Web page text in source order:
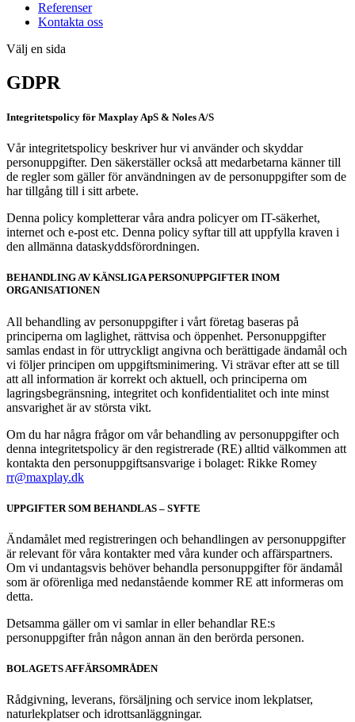
Referenser
Kontakta oss
Välj en sida
GDPR
Integritetspolicy för Maxplay ApS & Noles A/S
Vår integritetspolicy beskriver hur vi använder och skyddar
personuppgifter. Den säkerställer också att medarbetarna känner till
de regler som gäller för användningen av de personuppgifter som de
har tillgång till i sitt arbete.
Denna policy kompletterar våra andra policyer om IT-säkerhet,
internet och e-post etc. Denna policy syftar till att uppfylla kraven i
den allmänna dataskyddsförordningen.
BEHANDLING AV KÄNSLIGA PERSONUPPGIFTER INOM
ORGANISATIONEN
All behandling av personuppgifter i vårt företag baseras på
principerna om laglighet, rättvisa och öppenhet. Personuppgifter
samlas endast in för uttryckligt angivna och berättigade ändamål och
vi följer principen om uppgiftsminimering. Vi strävar efter att se till
att all information är korrekt och aktuell, och principerna om
lagringsbegränsning, integritet och konfidentialitet och inte minst
ansvarighet är av största vikt.
Om du har några frågor om vår behandling av personuppgifter och
denna integritetspolicy är den registrerade (RE) alltid välkommen att
kontakta den personuppgiftsansvarige i bolaget: Rikke Romey
rr@maxplay.dk
UPPGIFTER SOM BEHANDLAS – SYFTE
Ändamålet med registreringen och behandlingen av personuppgifter
är relevant för våra kontakter med våra kunder och affärspartners.
Om vi undantagsvis behöver behandla personuppgifter för ändamål
som är oförenliga med nedanstående kommer RE att informeras om
detta.
Detsamma gäller om vi samlar in eller behandlar RE:s
personuppgifter från någon annan än den berörda personen.
BOLAGETS AFFÄRSOMRÅDEN
Rådgivning, leverans, försäljning och service inom lekplatser,
naturlekplatser och idrottsanläggningar.